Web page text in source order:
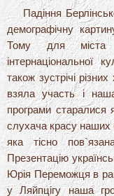
Падіння
демографічну
Тому для міста
також зустрічі
взяла участь і
програми старалися
слухача красу наших
яка тісно
Презентацію
Юрія Переможця в
у Ляйпцігу наша